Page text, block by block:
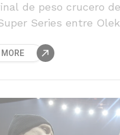
de peso crucero
Series entre